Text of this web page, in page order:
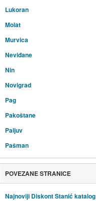
Lukoran
Molat
Murvica
Neviđane
Nin
Novigrad
Pag
Pakoštane
Paljuv
Pašman
POVEZANE STRANICE
Najnoviji Diskont Stanić katalog